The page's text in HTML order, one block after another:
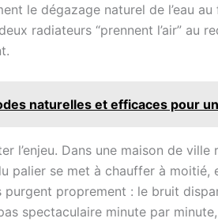
le dégazage naturel de l’eau
radiateurs “prennent l’air” au
naturelles et efficaces pour
l’enjeu. Dans une maison de
palier se met à chauffer à moitié,
purgent proprement : le bruit
spectaculaire minute par